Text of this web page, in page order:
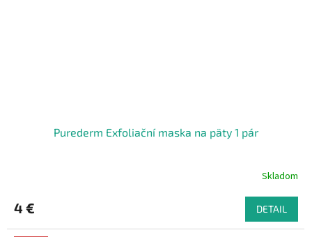
Purederm Exfoliační maska na päty 1 pár
Skladom
4 € DETAIL